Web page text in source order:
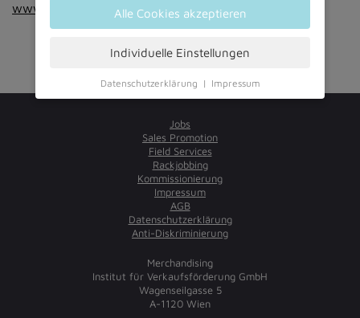
www.ris.bka.gv.at
Jobs
Sales Promotion
Field Services
Rackjobbing
Kommissionierung
Impressum
AGB
Datenschutzerklärung
Anti-Diskriminierung
Merchandising
Institut für Verkaufsförderung GmbH
Wagenseilgasse 5
A-1120 Wien
Alle Cookies akzeptieren
Individuelle Einstellungen
Datenschutzerklärung | Impressum